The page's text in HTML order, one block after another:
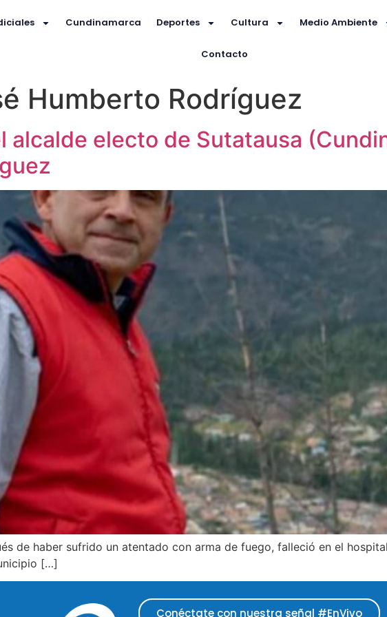
Cundinamarca Deportes Cultura Medio Ambiente
Contacto
Humberto Rodríguez
alcalde electo de Sutatausa
de haber sufrido un atentado con arma de fuego, falleció en el
[…]
Conéctate con nuestra señal #EnVivo